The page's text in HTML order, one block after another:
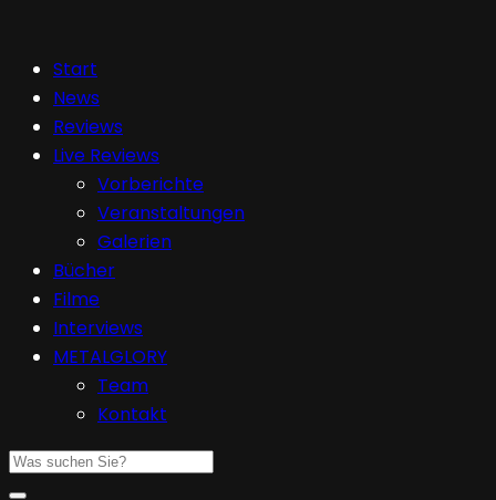
Start
News
Reviews
Live Reviews
Vorberichte
Veranstaltungen
Galerien
Bücher
Filme
Interviews
METALGLORY
Team
Kontakt